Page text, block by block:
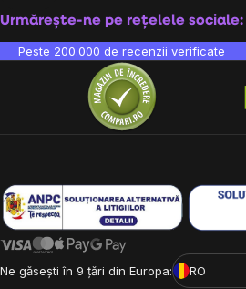
Urmărește-ne pe rețelele sociale:
Peste 200.000 de recenzii verificate
Ne găsești în 9 țări din Europa:
RO